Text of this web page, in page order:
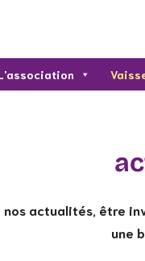
actualités, être
une